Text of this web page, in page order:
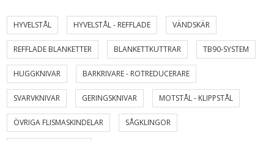
HYVELSTÅL HYVELSTÅL - REFFLADE VÄNDSKÄR
REFFLADE BLANKETTER BLANKETTKUTTRAR TB90-SYSTEM
HUGGKNIVAR BARKRIVARE - ROTREDUCERARE
SVARVKNIVAR GERINGSKNIVAR MOTSTÅL - KLIPPSTÅL
ÖVRIGA FLISMASKINDELAR SÅGKLINGOR